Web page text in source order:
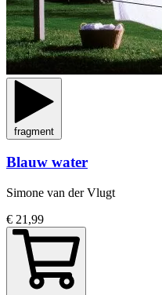
fragment
Blauw water
Simone van der Vlugt
€ 21,99